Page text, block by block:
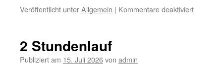
Veröffentlicht unterAllgemein | Kommentare deaktiviertfür
2 Stundenlauf
Publiziert am 15. Juli 2026von admin